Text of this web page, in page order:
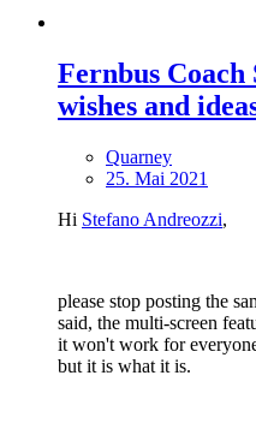
Fernbus
wishes and
Quarney
25. Mai 2021
Hi Stefano Andreozzi,
please stop posting the
said, the multi-screen
it won't work for
but it is what it is.